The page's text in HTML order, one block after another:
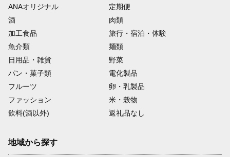
ANAオリジナル
定期便
酒
肉類
加工食品
旅行・宿泊・体験
魚介類
麺類
日用品・雑貨
野菜
パン・菓子類
電化製品
フルーツ
卵・乳製品
ファッション
米・穀物
飲料(酒以外)
返礼品なし
地域から探す